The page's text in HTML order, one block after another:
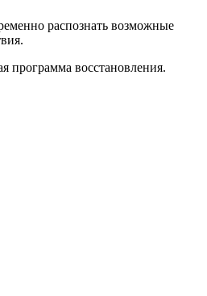
распознать возможные
программа восстановления.